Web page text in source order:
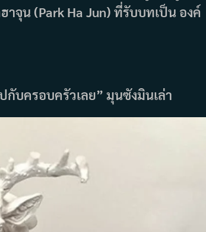
าจุน (Park Ha Jun) ที่รับบทเป็น องค์
กับครอบครัวเลย” มุนซังมินเล่า